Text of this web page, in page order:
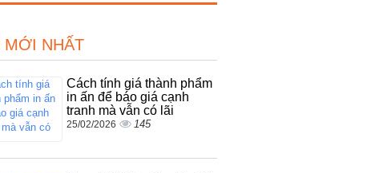
MỚI NHẤT
Cách tính giá thành phẩm
in ấn để báo giá cạnh
tranh mà vẫn có lãi
25/02/2026 145